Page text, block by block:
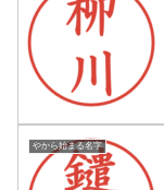
やから始まる名字